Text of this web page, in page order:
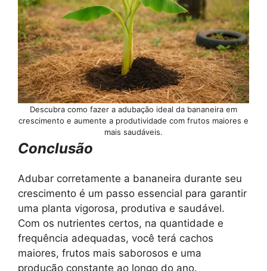
Descubra como fazer a adubação ideal da bananeira em
crescimento e aumente a produtividade com frutos maiores e
mais saudáveis.
Conclusão
Adubar corretamente a bananeira durante seu
crescimento é um passo essencial para garantir
uma planta vigorosa, produtiva e saudável.
Com os nutrientes certos, na quantidade e
frequência adequadas, você terá cachos
maiores, frutos mais saborosos e uma
produção constante ao longo do ano.